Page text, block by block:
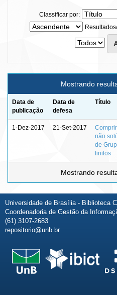
Classificar por:
Mostrando
Data de
publicação
Data de
defesa
Título
1-Dez-2017 21-Set-2017
não
de
finitos
Mostrando
Universidade de Brasília - Biblioteca
Coordenadoria de Gestão da
(61) 3107-2683
repositorio@unb.br